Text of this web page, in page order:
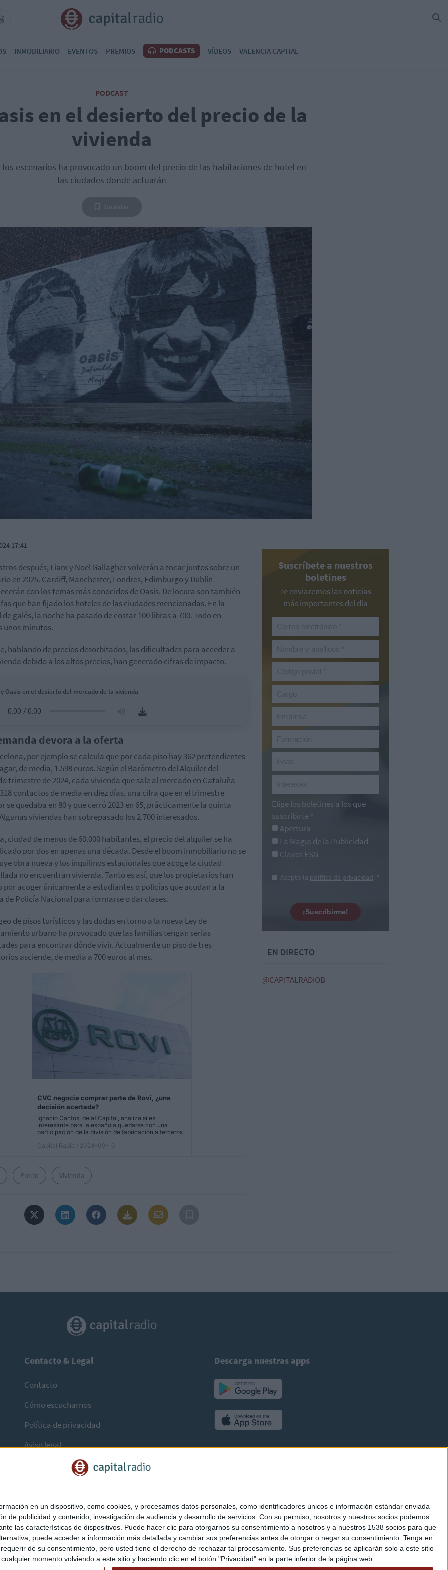
en un dispositivo, como cookies, y procesamos datos personales, como identificadores únicos e información estándar enviada
de publicidad y contenido, investigación de audiencia y desarrollo de servicios. Con su permiso, nosotros y nuestros socios podemos
las características de dispositivos. Puede hacer clic para otorgarnos su consentimiento a nosotros y a nuestros 1538 socios para que
puede acceder a información más detallada y cambiar sus preferencias antes de otorgar o negar su consentimiento. Tenga en
de su consentimiento, pero usted tiene el derecho de rechazar tal procesamiento. Sus preferencias se aplicarán solo a este sitio
momento volviendo a este sitio y haciendo clic en el botón "Privacidad" en la parte inferior de la página web.
INMOBILIARIO EVENTOS PREMIOS PODCASTS VÍDEOS VALENCIA CAPITAL
PODCAST
en el desierto del precio de la
vivienda
escenarios ha provocado un boom del precio de las habitaciones de hotel en
las ciudades donde actuarán
17:41
después, Liam y Noel Gallagher volverán a tocar juntos sobre un
en 2025. Cardiff, Manchester, Londres, Edimburgo y Dublín
con los temas más conocidos de Oasis. De locura son también
que han fijado los hoteles de las ciudades mencionadas. En la
galés, la noche ha pasado de costar 100 libras a 700. Todo en
unos minutos.
hablando de precios desorbitados, las dificultades para acceder a
debido a los altos precios, han generado cifras de impacto.
Oasis en el desierto del mercado de la vivienda
devora a la oferta
por ejemplo se calcula que por cada piso hay 362 pretendientes
de media, 1.598 euros. Según el Barómetro del Alquiler del
trimestre de 2024, cada vivienda que sale al mercado en Cataluña
contactos de media en diez días, una cifra que en el trimestre
se quedaba en 80 y que cerró 2023 en 65, prácticamente la quinta
viviendas han sobrepasado los 2.700 interesados.
ciudad de menos de 60.000 habitantes, el precio del alquiler se ha
por dos en apenas una década. Desde el boom inmobiliario no se
obra nueva y los inquilinos estacionales que acoge la ciudad
no encuentran vivienda. Tanto es así, que los propietarios han
por acoger únicamente a estudiantes o policías que acudan a la
de Policía Nacional para formarse o dar clases.
de pisos turísticos y las dudas en torno a la nueva Ley de
urbano ha provocado que las familias tengan serias
para encontrar dónde vivir. Actualmente un piso de tres
asciende, de media a 700 euros al mes.
CVC negocia comprar parte de Rovi, ¿una
decisión acertada?
Ignacio Cantos, de atlCapital, analiza si es
interesante para la española quedarse con una
participación de la división de fabricación a terceros
Capital Radio
/ 2024-09-10
Precio Vivienda
Suscríbete a nuestros
boletines
Te enviaremos las noticias
más importantes del día
Elige los boletines a los que
suscribirte *
Apertura
La Magia de la Publicidad
Claves ESG
Acepto la política de privacidad. *
¡Suscribirme!
EN DIRECTO
@CAPITALRADIOB
Contacto & Legal
Contacto
Cómo escucharnos
Política de privacidad
Aviso legal
Descarga nuestras apps